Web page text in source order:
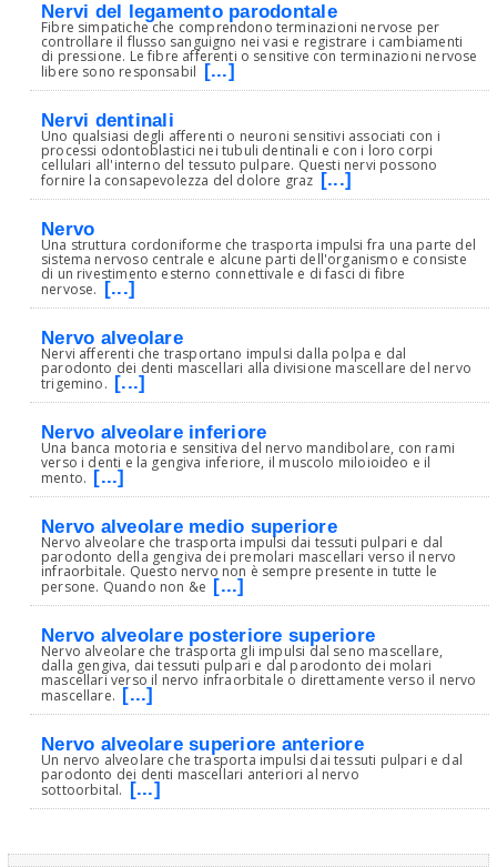
Nervi del legamento parodontale
Fibre simpatiche che comprendono terminazioni nervose per
controllare il flusso sanguigno nei vasi e registrare i cambiamenti
di pressione. Le fibre afferenti o sensitive con terminazioni nervose
libere sono responsabil [...]
Nervi dentinali
Uno qualsiasi degli afferenti o neuroni sensitivi associati con i
processi odontoblastici nei tubuli dentinali e con i loro corpi
cellulari all'interno del tessuto pulpare. Questi nervi possono
fornire la consapevolezza del dolore graz [...]
Nervo
Una struttura cordoniforme che trasporta impulsi fra una parte del
sistema nervoso centrale e alcune parti dell'organismo e consiste
di un rivestimento esterno connettivale e di fasci di fibre
nervose. [...]
Nervo alveolare
Nervi afferenti che trasportano impulsi dalla polpa e dal
parodonto dei denti mascellari alla divisione mascellare del nervo
trigemino. [...]
Nervo alveolare inferiore
Una banca motoria e sensitiva del nervo mandibolare, con rami
verso i denti e la gengiva inferiore, il muscolo miloioideo e il
mento. [...]
Nervo alveolare medio superiore
Nervo alveolare che trasporta impulsi dai tessuti pulpari e dal
parodonto della gengiva dei premolari mascellari verso il nervo
infraorbitale. Questo nervo non è sempre presente in tutte le
persone. Quando non &e [...]
Nervo alveolare posteriore superiore
Nervo alveolare che trasporta gli impulsi dal seno mascellare,
dalla gengiva, dai tessuti pulpari e dal parodonto dei molari
mascellari verso il nervo infraorbitale o direttamente verso il nervo
mascellare. [...]
Nervo alveolare superiore anteriore
Un nervo alveolare che trasporta impulsi dai tessuti pulpari e dal
parodonto dei denti mascellari anteriori al nervo
sottoorbital. [...]